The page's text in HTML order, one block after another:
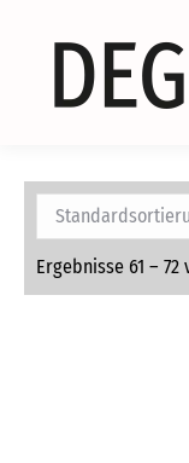
Ergebnisse 61 –